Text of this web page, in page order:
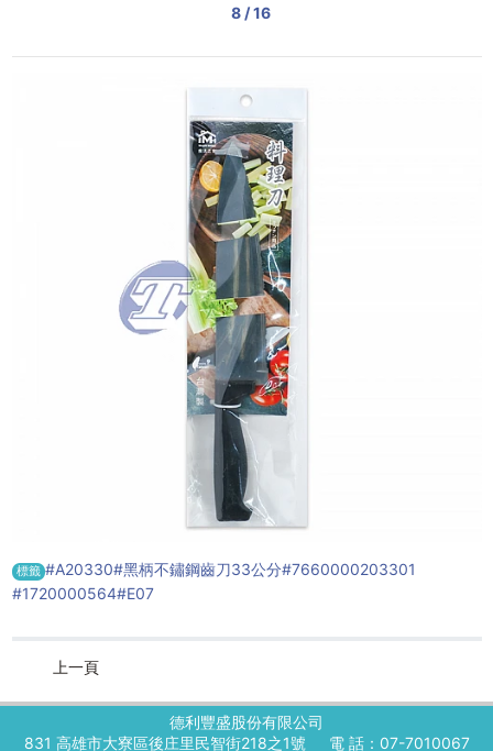
8 / 16
標籤 #A20330#黑柄不鏽鋼齒刀33公分#7660000203301
#1720000564#E07
上一頁
德利豐盛股份有限公司
831 高雄市大寮區後庄里民智街218之1號
電 話：07-7010067